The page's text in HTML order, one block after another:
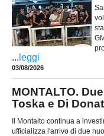
... leggi
03/08/2026
MONTALTO.
Toska e Di
Il Montalto continua a
ufficializza l'arrivo di due